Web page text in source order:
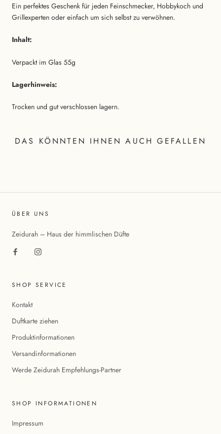
Ein perfektes Geschenk für jeden Feinschmecker, Hobbykoch und
Grillexperten oder einfach um sich selbst zu verwöhnen.
Inhalt:
Verpackt im Glas 55g
Lagerhinweis:
Trocken und gut verschlossen lagern.
DAS KÖNNTEN IHNEN AUCH GEFALLEN
ÜBER UNS
Zeidurah – Haus der himmlischen Düfte
SHOP SERVICE
Kontakt
Duftkarte ziehen
Produktinformationen
Versandinformationen
Werde Zeidurah Empfehlungs-Partner
SHOP INFORMATIONEN
Impressum